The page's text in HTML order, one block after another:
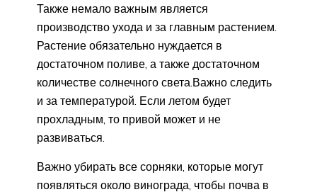
Также немало важным является
производство ухода и за главным растением.
Растение обязательно нуждается в
достаточном поливе, а также достаточном
количестве солнечного света.Важно следить
и за температурой. Если летом будет
прохладным, то привой может и не
развиваться.
Важно убирать все сорняки, которые могут
появляться около винограда, чтобы почва в